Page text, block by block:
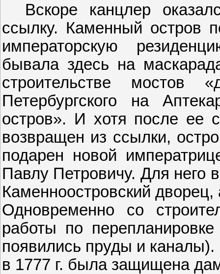
Вскоре канцлер
ссылку. Каменный остров
императорскую
бывала здесь на
строительстве
Петербургского на
остров». И хотя после ее
возвращен из ссылки,
подарен новой
Павлу Петровичу. Для него
Каменноостровский
Одновременно со
работы по
появились пруды и каналы).
в 1777 г. была защищена